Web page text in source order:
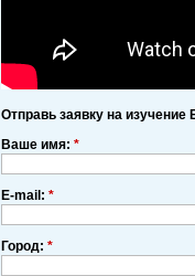
Отправь заявку на
Ваше имя: *
E-mail: *
Город: *